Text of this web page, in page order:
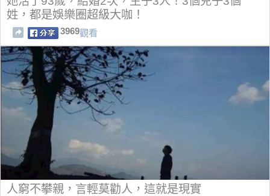
姓，都是娛樂圈超級大咖！
3969觀看
人窮不攀親，言輕莫勸人，這就是現實